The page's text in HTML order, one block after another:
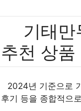
기태만
추천 상품
2024년 기준으로
기 등을 종합적으